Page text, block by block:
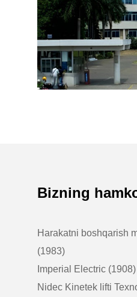
Bizning
Harakatni boshqarish
(1983)
Imperial Electric (1908)
Nidec Kinetek lifti